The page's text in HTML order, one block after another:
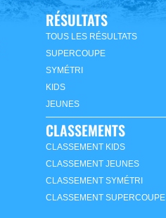
RÉSULTATS
TOUS LES RÉSULTATS
SUPERCOUPE
SYMÉTRI
KIDS
JEUNES
CLASSEMENTS
CLASSEMENT KIDS
CLASSEMENT JEUNES
CLASSEMENT SYMÉTRI
CLASSEMENT SUPERCOUPE